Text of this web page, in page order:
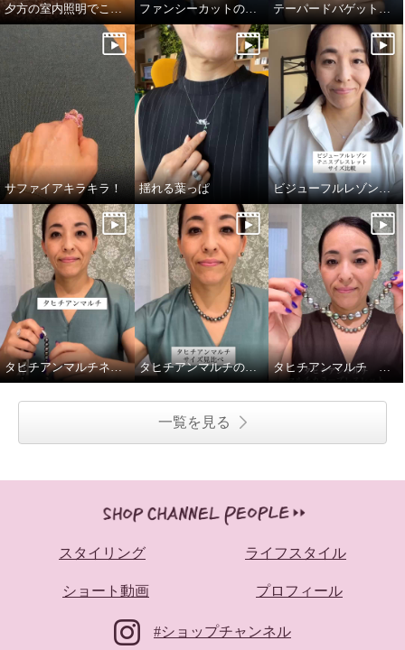
夕方の室内照明でこの煌めき…！ ファンシーカットの独特かつ透明感あふれる輝き テーパードバゲットのキラキラっぷり！
サファイアキラキラ！ 揺れる葉っぱ ビジューフルレゾンテニスブレスレット比較
タヒチアンマルチネックレス留め金ご紹介 タヒチアンマルチのネックレス2種、重ねてみました タヒチアンマルチ マルチカラーブレスレットの着脱動画です
一覧を見る
スタイリング ライフスタイル
ショート動画 プロフィール
#ショップチャンネル